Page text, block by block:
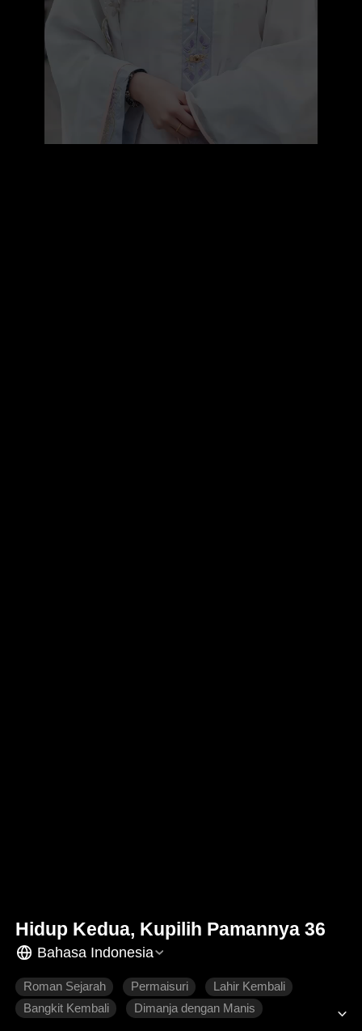
Hidup Kedua, Kupilih Pamannya 36
Bahasa Indonesia
Roman Sejarah Permaisuri
Lahir Kembali
Bangkit Kembali
Dimanja dengan Manis